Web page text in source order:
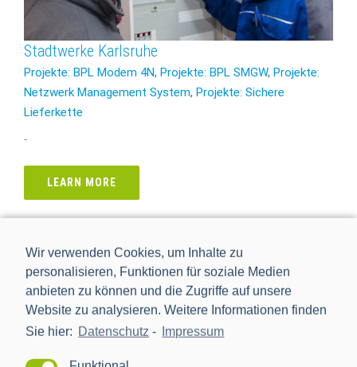
Wir verwenden Cookies, um Inhalte zu
personalisieren, Funktionen für soziale Medien
anbieten zu können und die Zugriffe auf unsere
Website zu analysieren. Weitere Informationen finden
Sie hier: Datenschutz - Impressum
Stadtwerke Karlsruhe
Projekte: BPL Modem 4N, Projekte: BPL SMGW, Projekte:
Netzwerk Management System, Projekte: Sichere
Lieferkette
-
LEARN MORE